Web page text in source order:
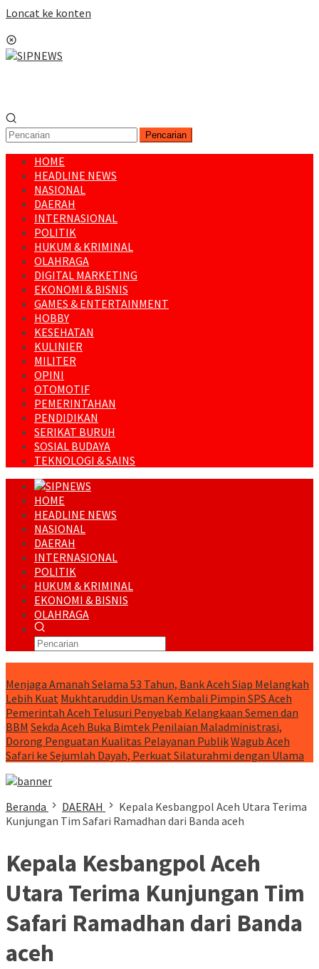
Loncat ke konten
Pencarian
HOME
HEADLINE NEWS
NASIONAL
DAERAH
INTERNASIONAL
POLITIK
HUKUM & KRIMINAL
OLAHRAGA
DIGITAL MARKETING
EKONOMI & BISNIS
GAMES & ENTERTAINMENT
HOBBY
KESEHATAN
KULINIER
MILITER
OPINI
OTOMOTIF
PEMERINTAHAN
PENDIDIKAN
SERIKAT BURUH
SOSIAL BUDAYA
TEKNOLOGI & SAINS
HOME
HEADLINE NEWS
NASIONAL
DAERAH
INTERNASIONAL
POLITIK
HUKUM & KRIMINAL
EKONOMI & BISNIS
OLAHRAGA
Menjaga Amanah Selama 53 Tahun, Bank Aceh Siap Melangkah
Lebih Kuat Mukhtaruddin Usman Kembali Pimpin SPS Aceh
Pemerintah Aceh Telusuri Penyebab Kelangkaan Semen dan
BBM Sekda Aceh Buka Bimtek Penilaian Maladministrasi,
Dorong Penguatan Kualitas Pelayanan PublikWagub Aceh
Safari ke Sejumlah Dayah, Perkuat Silaturahmi dengan Ulama
Beranda DAERAH
Kepala Kesbangpol Aceh Utara Terima
Kunjungan Tim Safari Ramadhan dari Banda aceh
Kepala Kesbangpol Aceh
Utara Terima Kunjungan Tim
Safari Ramadhan dari Banda
aceh